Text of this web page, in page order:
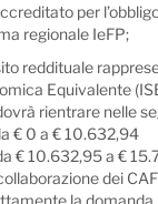
per
regionale IeFP;
reddituale
Equivalente
rientrare nelle
€ 0 a € 10.632,94
€ 10.632,95 a €
dei
la domanda.